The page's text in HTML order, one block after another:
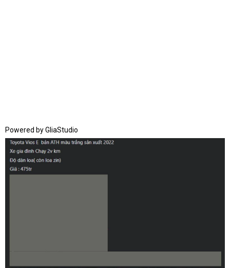
Powered byGliaStudio